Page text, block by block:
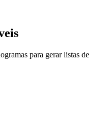
para gerar listas de